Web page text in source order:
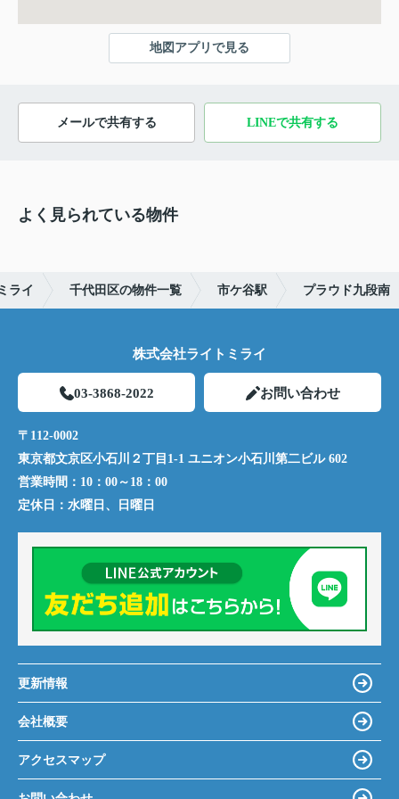
地図アプリで見る
メールで共有する LINEで共有する
よく見られている物件
ライ 千代田区の物件一覧 市ケ谷駅 プラウド九段南
株式会社ライトミライ
03-3868-2022 お問い合わせ
〒112-0002
東京都文京区小石川２丁目1-1 ユニオン小石川第二ビル 602
営業時間： 10：00～18：00
定休日： 水曜日、日曜日
更新情報
会社概要
アクセスマップ